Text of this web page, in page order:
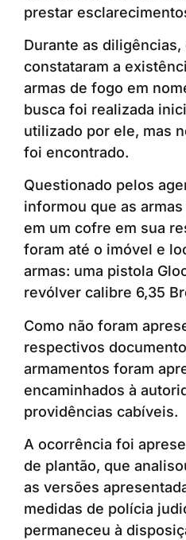
prestar
Durante as diligências,
constataram a
armas de fogo em
busca foi realizada
utilizado por ele, mas
foi encontrado.
Questionado pelos
informou que as
em um cofre em sua
foram até o imóvel e
armas: uma pistola
revólver calibre 6,35
Como não foram
respectivos
armamentos foram
encaminhados à
providências cabíveis.
A ocorrência foi
de plantão, que
as versões
medidas de polícia
permaneceu à